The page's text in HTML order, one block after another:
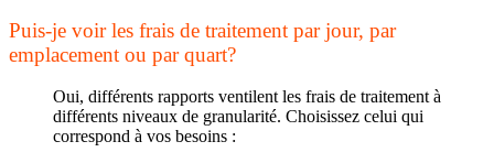
Puis-je voir les frais de traitement par jour, par
emplacement ou par quart?
Oui, différents rapports ventilent les frais de traitement à
différents niveaux de granularité. Choisissez celui qui
correspond à vos besoins :